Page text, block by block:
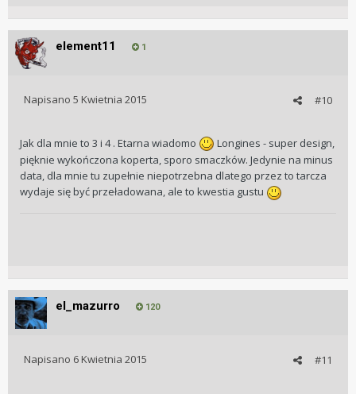
element11 1
#10
Napisano 5 Kwietnia 2015
Jak dla mnie to 3 i 4 . Etarna wiadomo
Longines - super design,
pięknie wykończona koperta, sporo smaczków. Jedynie na minus
data, dla mnie tu zupełnie niepotrzebna dlatego przez to tarcza
wydaje się być przeładowana, ale to kwestia gustu
el_mazurro 120
#11
Napisano 6 Kwietnia 2015